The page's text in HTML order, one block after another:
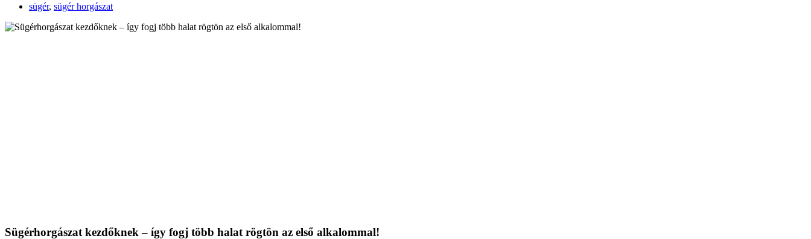
sügér, sügér horgászat
Sügérhorgászat kezdőknek – így fogj több halat rögtön az első alkalommal!